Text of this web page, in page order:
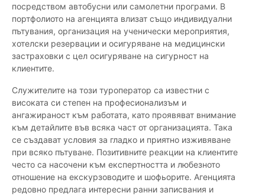
посредством автобусни или самолетни програми. В
портфолиото на агенцията влизат също индивидуални
пътувания, организация на ученически мероприятия,
хотелски резервации и осигуряване на медицински
застраховки с цел осигуряване на сигурност на
клиентите.
Служителите на този туроператор са известни с
високата си степен на професионализъм и
ангажираност към работата, като проявяват внимание
към детайлите във всяка част от организацията. Така
се създават условия за гладко и приятно изживяване
при всяко пътуване. Позитивните реакции на клиентите
често са насочени към експертността и любезното
отношение на екскурзоводите и шофьорите. Агенцията
редовно предлага интересни ранни записвания и